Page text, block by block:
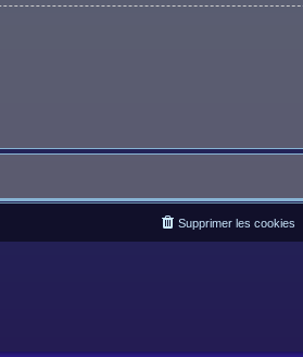
Supprimer les cookies